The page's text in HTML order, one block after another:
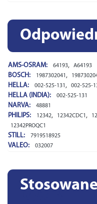
AMS-OSRAM: 64193, A64193
BOSCH: 1987302041 ,
HELLA: 002-525-131 , 002-525-
HELLA (INDIA): 002-525-131
NARVA: 48881
PHILIPS: 12342, 12342CDC1 ,
12342PROQC1
STILL: 7919518925
VALEO: 032007
MAGNETI